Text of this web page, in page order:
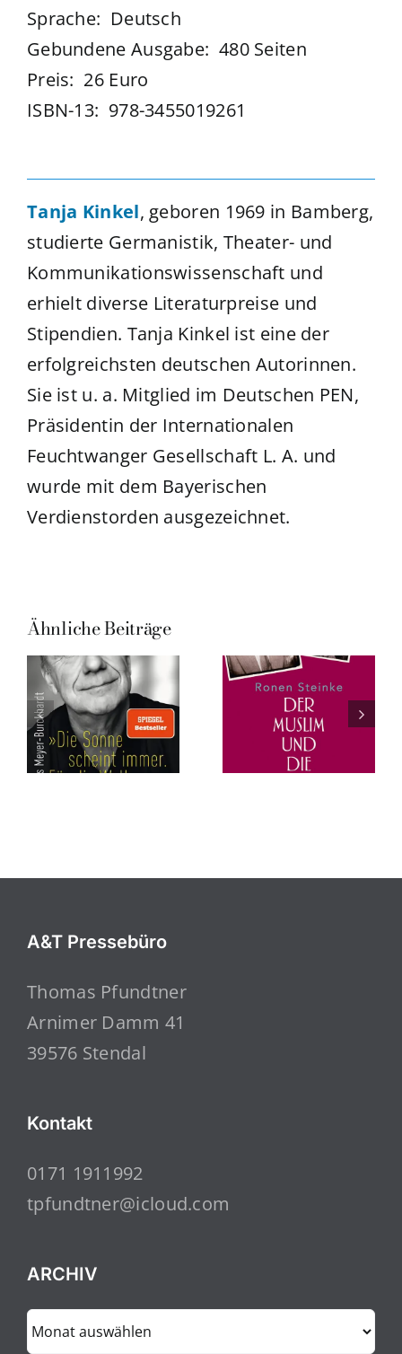
Sprache: ‎ Deutsch
Gebundene Ausgabe: ‎ 480 Seiten
Preis: ‎ 26 Euro
ISBN-13: ‎ 978-3455019261
Tanja Kinkel, geboren 1969 in Bamberg,
studierte Germanistik, Theater- und
Kommunikationswissenschaft und
erhielt diverse Literaturpreise und
Stipendien. Tanja Kinkel ist eine der
erfolgreichsten deutschen Autorinnen.
Sie ist u. a. Mitglied im Deutschen PEN,
Präsidentin der Internationalen
Feuchtwanger Gesellschaft L. A. und
wurde mit dem Bayerischen
Verdienstorden ausgezeichnet.
Ähnliche Beiträge
A&T Pressebüro
Thomas Pfundtner
Arnimer Damm 41
39576 Stendal
Kontakt
0171 1911992
tpfundtner@icloud.com
ARCHIV
ARCHIV